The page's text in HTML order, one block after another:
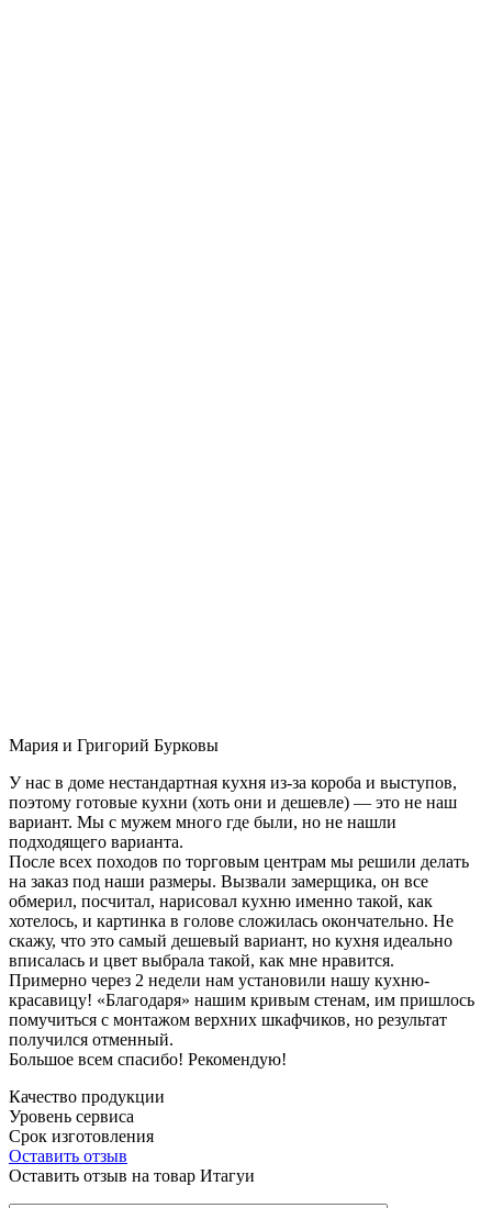
Мария и Григорий Бурковы
У нас в доме нестандартная кухня из-за короба и выступов,
поэтому готовые кухни (хоть они и дешевле) — это не наш
вариант. Мы с мужем много где были, но не нашли
подходящего варианта.
После всех походов по торговым центрам мы решили делать
на заказ под наши размеры. Вызвали замерщика, он все
обмерил, посчитал, нарисовал кухню именно такой, как
хотелось, и картинка в голове сложилась окончательно. Не
скажу, что это самый дешевый вариант, но кухня идеально
вписалась и цвет выбрала такой, как мне нравится.
Примерно через 2 недели нам установили нашу кухню-
красавицу! «Благодаря» нашим кривым стенам, им пришлось
помучиться с монтажом верхних шкафчиков, но результат
получился отменный.
Большое всем спасибо! Рекомендую!
Качество продукции
Уровень сервиса
Срок изготовления
Оставить отзыв
Оставить отзыв на товар Итагуи